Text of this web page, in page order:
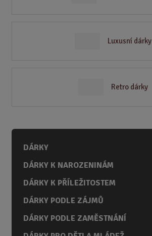
Luxusní dárky
Retro dárky
DÁRKY
DÁRKY K NAROZENINÁM
DÁRKY K PŘÍLEŽITOSTEM
DÁRKY PODLE ZÁJMŮ
DÁRKY PODLE ZAMĚSTNÁNÍ